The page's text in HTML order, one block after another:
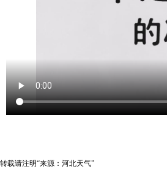
转载请注明“来源：河北天气”